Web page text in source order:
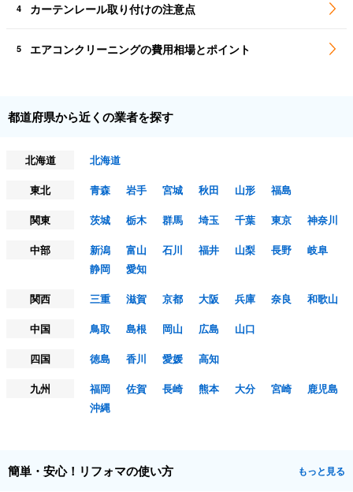
4 カーテンレール取り付けの注意点
5 エアコンクリーニングの費用相場とポイント
都道府県から近くの業者を探す
北海道
北海道
東北
青森 岩手 宮城 秋田 山形
福島
関東
茨城 栃木 群馬 埼玉 千葉 東京
神奈川
中部
新潟 富山 石川 福井 山梨 長野
岐阜
静岡
愛知
関西
三重 滋賀 京都 大阪 兵庫 奈良
和歌山
中国
鳥取 島根 岡山 広島
山口
四国
徳島 香川 愛媛
高知
九州
福岡 佐賀 長崎 熊本 大分 宮崎
鹿児島
沖縄
簡単・安心！リフォマの使い方 もっと見る